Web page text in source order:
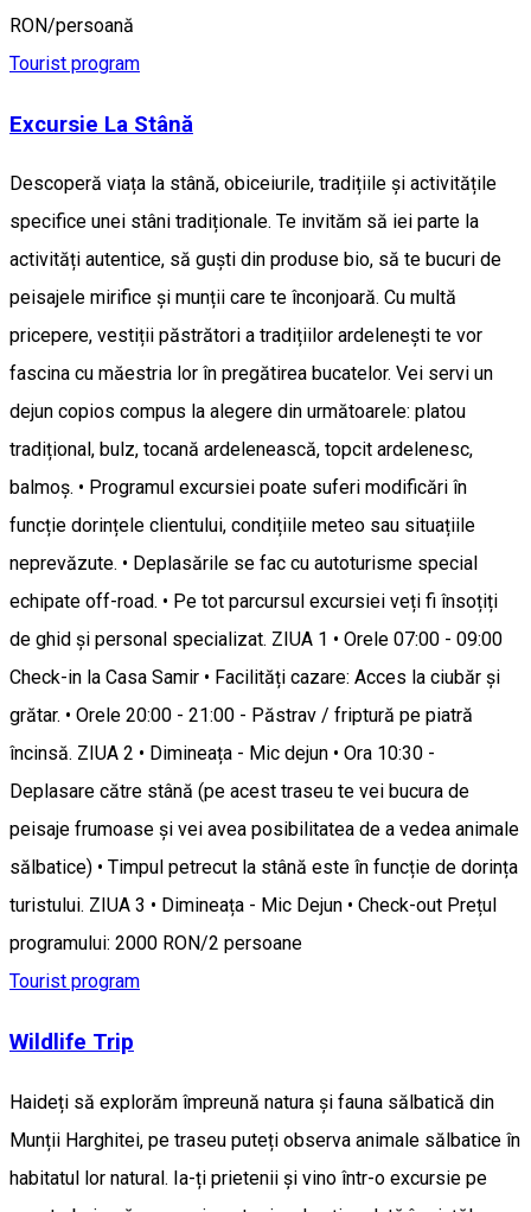
RON/persoană
Tourist program
Excursie La Stână
Descoperă viața la stână, obiceiurile, tradițiile și activitățile
specifice unei stâni tradiționale. Te invităm să iei parte la
activități autentice, să guști din produse bio, să te bucuri de
peisajele mirifice și munții care te înconjoară. Cu multă
pricepere, vestiții păstrători a tradițiilor ardelenești te vor
fascina cu măestria lor în pregătirea bucatelor. Vei servi un
dejun copios compus la alegere din următoarele: platou
tradițional, bulz, tocană ardelenească, topcit ardelenesc,
balmoș. • Programul excursiei poate suferi modificări în
funcție dorințele clientului, condițiile meteo sau situațiile
neprevăzute. • Deplasările se fac cu autoturisme special
echipate off-road. • Pe tot parcursul excursiei veți fi însoțiți
de ghid și personal specializat. ZIUA 1 • Orele 07:00 - 09:00
Check-in la Casa Samir • Facilități cazare: Acces la ciubăr și
grătar. • Orele 20:00 - 21:00 - Păstrav / friptură pe piatră
încinsă. ZIUA 2 • Dimineața - Mic dejun • Ora 10:30 -
Deplasare către stână (pe acest traseu te vei bucura de
peisaje frumoase și vei avea posibilitatea de a vedea animale
sălbatice) • Timpul petrecut la stână este în funcție de dorința
turistului. ZIUA 3 • Dimineața - Mic Dejun • Check-out Prețul
programului: 2000 RON/2 persoane
Tourist program
Wildlife Trip
Haideți să explorăm împreună natura și fauna sălbatică din
Munții Harghitei, pe traseu puteți observa animale sălbatice în
habitatul lor natural. Ia-ți prietenii și vino într-o excursie pe